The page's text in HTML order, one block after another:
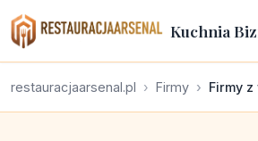
Kuchnia
restauracjaarsenal.pl Firmy Firmy